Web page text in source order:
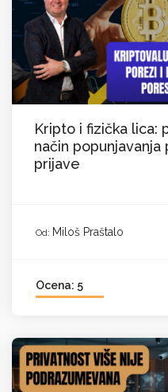
Kripto i fizička lica:
način popunjavanja
prijave
Od: Miloš Praštalo
Ocena: 5